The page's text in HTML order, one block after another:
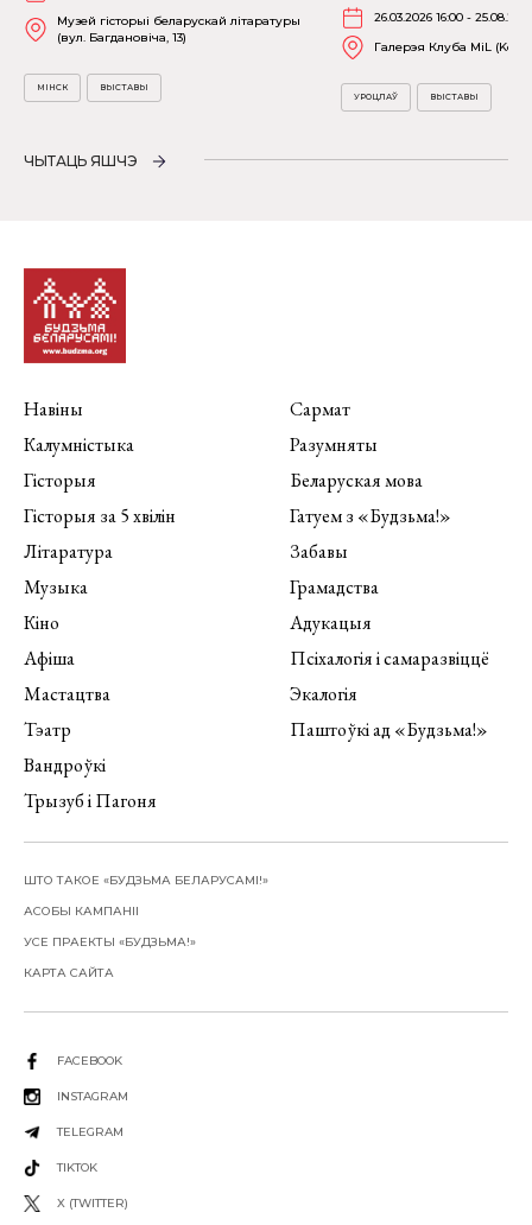
Музей гісторыі беларускай літаратуры
(вул. Багдановіча, 13)
МІНСК ВЫСТАВЫ
26.03.2026 16:00 -
Галерэя Клуба MiL
УРОЦЛАЎ ВЫСТАВЫ
ЧЫТАЦЬ ЯШЧЭ
Навіны
Калумністыка
Гісторыя
Гісторыя за 5 хвілін
Літаратура
Музыка
Кіно
Афіша
Мастацтва
Тэатр
Вандроўкі
Трызуб і Пагоня
Сармат
Разумняты
Беларуская мова
Гатуем з «Будзьма!»
Забавы
Грамадства
Адукацыя
Псіхалогія і самаразвіццё
Экалогія
Паштоўкі ад «Будзьма!»
ШТО ТАКОЕ «БУДЗЬМА БЕЛАРУСАМІ!»
АСОБЫ КАМПАНІІ
УСЕ ПРАЕКТЫ «БУДЗЬМА!»
КАРТА САЙТА
FACEBOOK
INSTAGRAM
TELEGRAM
TIKTOK
X (TWITTER)